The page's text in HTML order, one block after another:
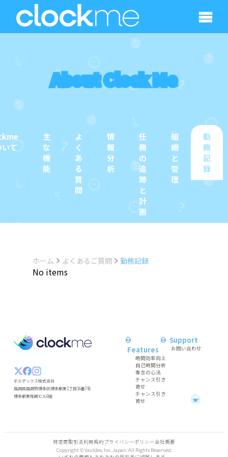
About Clock Me
て
主
な
機
能
よ
く
あ
る
質
問
情
報
分
析
任
務
の
追
跡
と
計
画
組
織
と
管
理
勤
務
記
録
ホーム よくあるご質問 勤務記録
No items
ボルデックス株式会社
福岡県福岡市博多区博多駅東1丁目16番7号
博多駅東尾崎ビル6階
Features
時間効率向上
自己時間分析
専念の心法
チャンス引き
寄せ
チャンス引き
寄せ
Support
お問い合わせ
B
A
C
K
T
O
T
O
P
B
A
C
K
T
O
T
O
P
B
A
C
K
T
O
T
O
P
特定商取引法利用規約プライバシーポリシー会社概要
Copyright © Vauldex, Inc. Japan. All Rights Reserved.